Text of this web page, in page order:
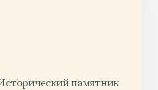
памятник